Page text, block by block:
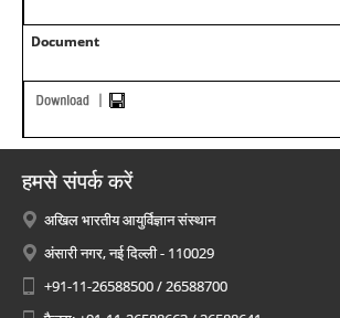
Document
हमसे संपर्क करें
अखिल भारतीय आयुर्विज्ञान संस्थान
अंसारी नगर, नई दिल्ली - 110029
+91-11-26588500 / 26588700